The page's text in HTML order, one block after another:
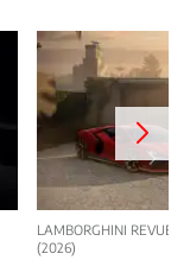
LAMBORGHINI
(2026)